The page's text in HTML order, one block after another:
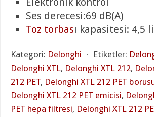
Ses derecesi:69 dB(A)
Toz torbası kapasitesi: 4,5
Kategori: Delonghi ⋅ Etiketler:
Delonghi XTL, Delonghi XTL 212,
212 PET, Delonghi XTL 212 PET
Delonghi XTL 212 PET emicisi,
PET hepa filtresi, Delonghi XTL 212